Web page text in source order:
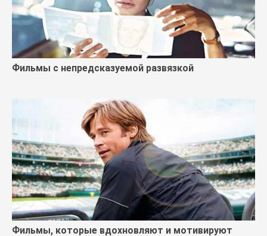
Фильмы с непредсказуемой развязкой
Фильмы, которые вдохновляют и мотивируют